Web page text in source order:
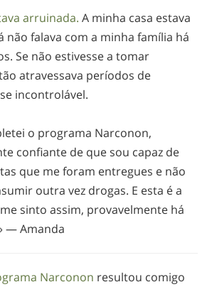
arruinada. A minha casa estava
não falava com a minha família há
Se não estivesse a tomar
atravessava períodos de
incontrolável.
o programa Narconon,
confiante de que sou capaz de
que me foram entregues e não
outra vez drogas. E esta é a
sinto assim, provavelmente há
— Amanda
Narconon resultou comigo